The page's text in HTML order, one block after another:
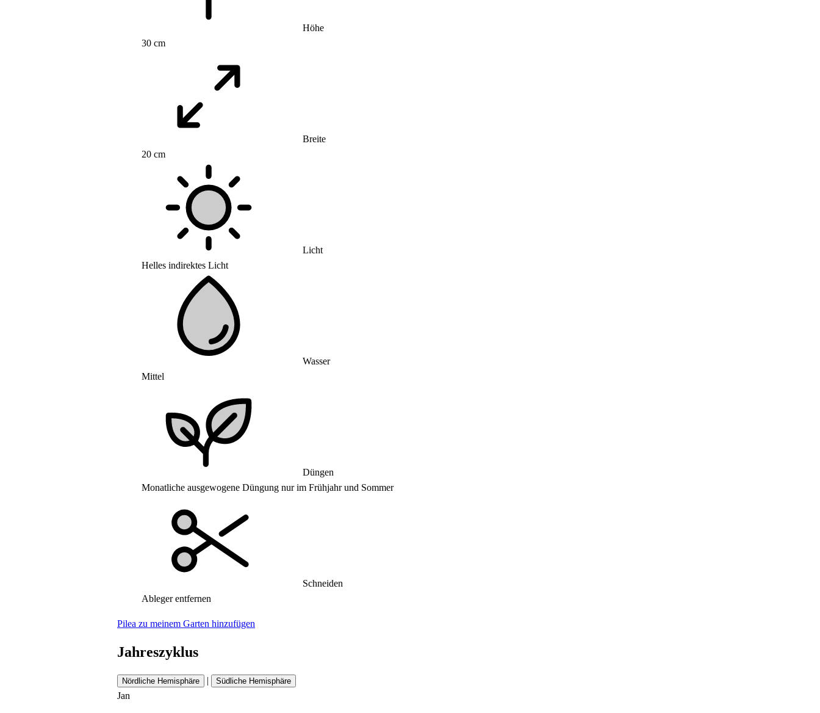
Höhe
30 cm
Breite
20 cm
Licht
Helles indirektes Licht
Wasser
Mittel
Düngen
Monatliche ausgewogene Düngung nur im Frühjahr und Sommer
Schneiden
Ableger entfernen
Pilea zu meinem Garten hinzufügen
Jahreszyklus
Nördliche Hemisphäre | Südliche Hemisphäre
Jan